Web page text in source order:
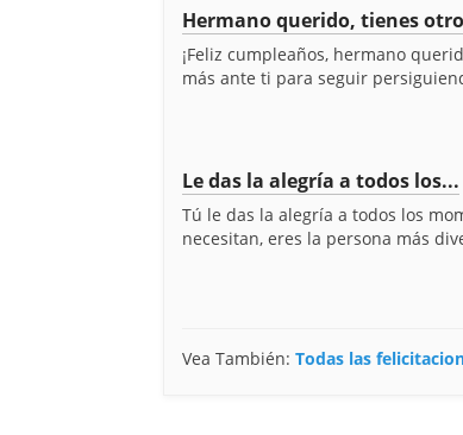
Hermano querido, tienes
¡Feliz cumpleaños, hermano
más ante ti para seguir
Le das la alegría a todos los...
Tú le das la alegría a todos los
necesitan, eres la persona más
Vea También: Todas las